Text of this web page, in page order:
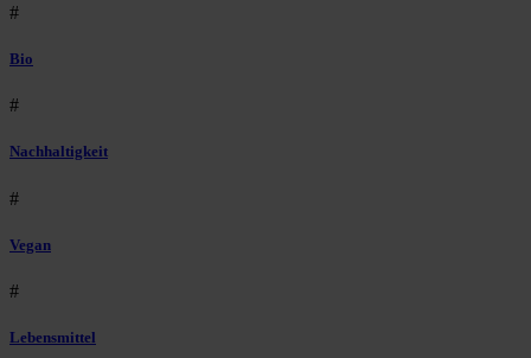
#
Bio
#
Nachhaltigkeit
#
Vegan
#
Lebensmittel